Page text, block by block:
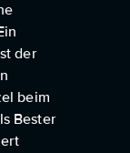
der
beim
Bester